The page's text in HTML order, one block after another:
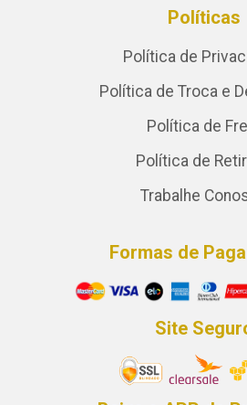
Políticas
Política de
Política de Troca e
Política de
Política de
Trabalhe
Formas de
Site